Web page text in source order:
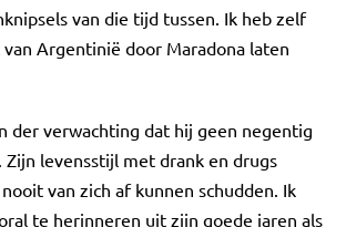
van die tijd tussen. Ik heb zelf
Argentinië door Maradona laten
der verwachting dat hij geen negentig
Zijn levensstijl met drank en drugs
van zich af kunnen schudden. Ik
te herinneren uit zijn goede jaren als